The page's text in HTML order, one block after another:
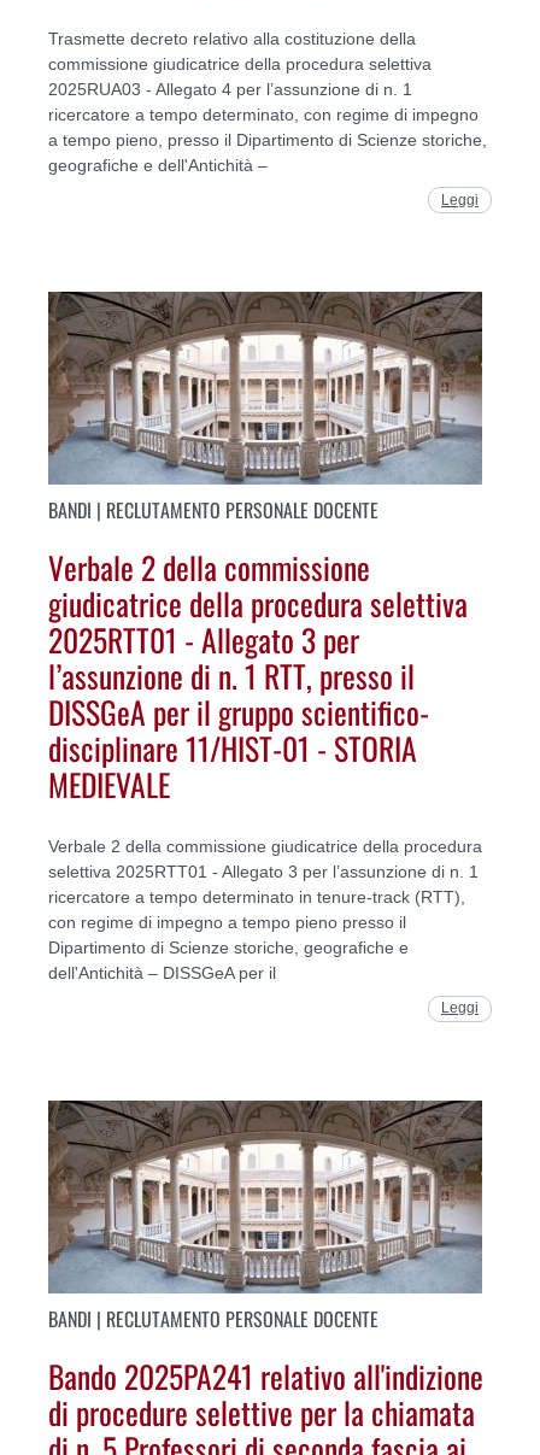
Trasmette decreto relativo alla costituzione della
commissione giudicatrice della procedura selettiva
2025RUA03 - Allegato 4 per l’assunzione di n. 1
ricercatore a tempo determinato, con regime di impegno
a tempo pieno, presso il Dipartimento di Scienze storiche,
geografiche e dell'Antichità –
Leggi
BANDI | RECLUTAMENTO PERSONALE DOCENTE
Verbale 2 della commissione
giudicatrice della procedura selettiva
2025RTT01 - Allegato 3 per
l’assunzione di n. 1 RTT, presso il
DISSGeA per il gruppo scientifico-
disciplinare 11/HIST-01 - STORIA
MEDIEVALE
Verbale 2 della commissione giudicatrice della procedura
selettiva 2025RTT01 - Allegato 3 per l’assunzione di n. 1
ricercatore a tempo determinato in tenure-track (RTT),
con regime di impegno a tempo pieno presso il
Dipartimento di Scienze storiche, geografiche e
dell'Antichità – DISSGeA per il
Leggi
BANDI | RECLUTAMENTO PERSONALE DOCENTE
Bando 2025PA241 relativo all'indizione
di procedure selettive per la chiamata